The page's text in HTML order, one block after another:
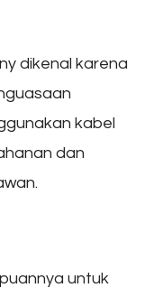
dikenal karena
kabel
dan
untuk